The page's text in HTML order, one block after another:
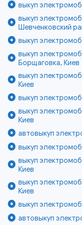
выкуп
выкуп
Шевченковский
выкуп
выкуп
Борщаговка, Киев
выкуп
Киев
выкуп
выкуп
Киев
автовыкуп
выкуп
выкуп
Киев
выкуп
Киев
выкуп
автовыкуп